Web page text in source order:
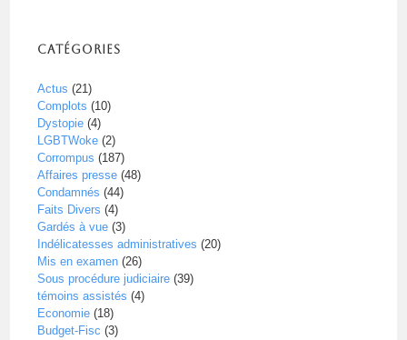
Catégories
Actus (21)
Complots (10)
Dystopie (4)
LGBTWoke (2)
Corrompus (187)
Affaires presse (48)
Condamnés (44)
Faits Divers (4)
Gardés à vue (3)
Indélicatesses administratives (20)
Mis en examen (26)
Sous procédure judiciaire (39)
témoins assistés (4)
Economie (18)
Budget-Fisc (3)